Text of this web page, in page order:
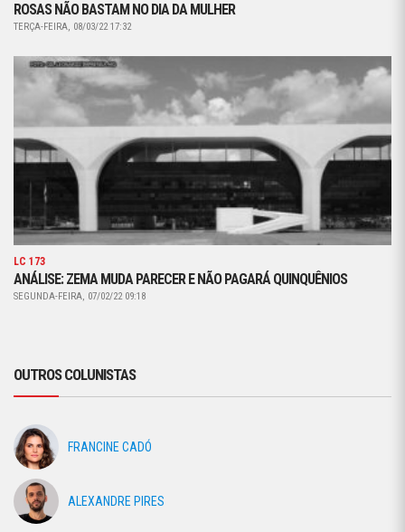
ROSAS NÃO BASTAM NO DIA DA MULHER
TERÇA-FEIRA, 08/03/22 17:32
LC 173
ANÁLISE: ZEMA MUDA PARECER E NÃO PAGARÁ QUINQUÊNIOS
SEGUNDA-FEIRA, 07/02/22 09:18
OUTROS COLUNISTAS
FRANCINE CADÓ
ALEXANDRE PIRES